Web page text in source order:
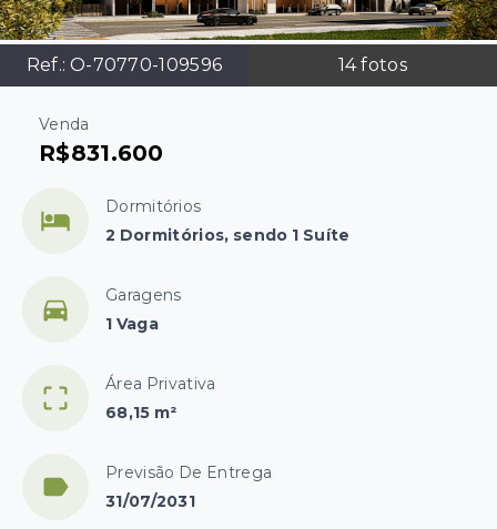
Ref.: O-70770-109596 14fotos
Venda
R$831.600
Dormitórios
2 Dormitórios, sendo 1 Suíte
Garagens
1 Vaga
Área Privativa
68,15 m²
Previsão De Entrega
31/07/2031